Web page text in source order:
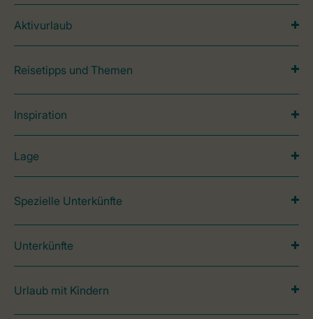
Aktivurlaub
Reisetipps und Themen
Inspiration
Lage
Spezielle Unterkünfte
Unterkünfte
Urlaub mit Kindern